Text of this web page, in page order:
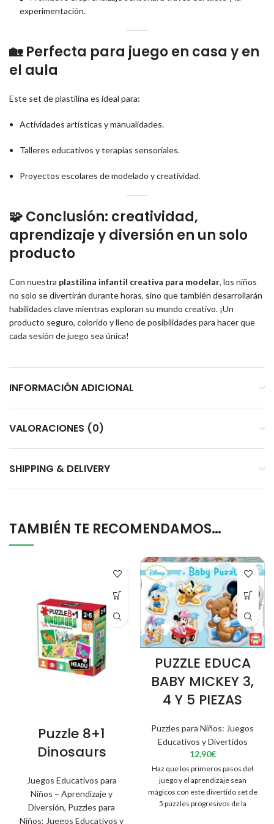
experimentación.
🏡Perfecta para juego en casa y en
el aula
Este set de plastilina es ideal para:
Actividades artísticas y manualidades.
Talleres educativos y terapias sensoriales.
Proyectos escolares de modelado y creatividad.
🧩Conclusión: creatividad,
aprendizaje y diversión en un solo
producto
Con nuestra plastilina infantil creativa para modelar, los niños
no solo se divertirán durante horas, sino que también desarrollarán
habilidades clave mientras exploran su mundo creativo. ¡Un
producto seguro, colorido y lleno de posibilidades para hacer que
cada sesión de juego sea única!
INFORMACIÓN ADICIONAL
VALORACIONES (0)
SHIPPING & DELIVERY
TAMBIÉN TE RECOMENDAMOS…
Puzzle 8+1
Dinosaurs
Juegos Educativos para
Niños – Aprendizaje y
Diversión, Puzzles para
Niños: Juegos Educativos y
PUZZLE EDUCA
BABY MICKEY 3,
4 Y 5 PIEZAS
Puzzles para Niños: Juegos
Educativos y Divertidos
12,90€
Haz que los primeros pasos del
juego y el aprendizaje sean
mágicos con este divertido set de
5 puzzles progresivos de la